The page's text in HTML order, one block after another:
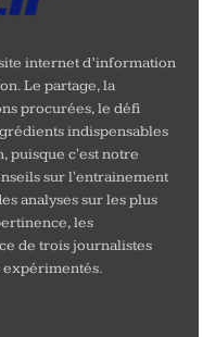
internet d’information
Le partage, la
procurées, le défi
indispensables
puisque c'est notre
sur l'entrainement
analyses sur les plus
les
de trois journalistes